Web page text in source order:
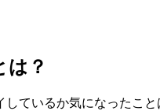
は？
ているか気になったこ